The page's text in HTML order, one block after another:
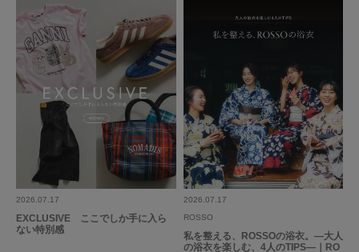
2026.07.17
EXCLUSIVE ここでしか手に入ら
ない特別感
2026.07.17
ROSSO
私を整える、ROSSOの浴衣。―大人
の浴衣を楽しむ、4人のTIPS―｜RO